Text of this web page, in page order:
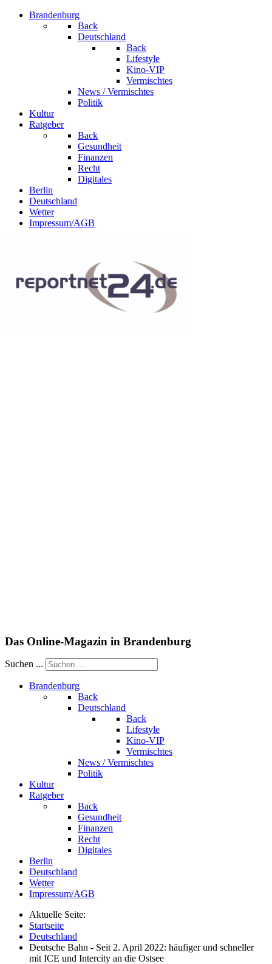
Brandenburg
Back
Deutschland
Back
Lifestyle
Kino-VIP
Vermischtes
News / Vermischtes
Politik
Kultur
Ratgeber
Back
Gesundheit
Finanzen
Recht
Digitales
Berlin
Deutschland
Wetter
Impressum/AGB
Das Online-Magazin in Brandenburg
Suchen ...
Brandenburg
Back
Deutschland
Back
Lifestyle
Kino-VIP
Vermischtes
News / Vermischtes
Politik
Kultur
Ratgeber
Back
Gesundheit
Finanzen
Recht
Digitales
Berlin
Deutschland
Wetter
Impressum/AGB
Aktuelle Seite:
Startseite
Deutschland
Deutsche Bahn - Seit 2. April 2022: häufiger und schneller
mit ICE und Intercity an die Ostsee